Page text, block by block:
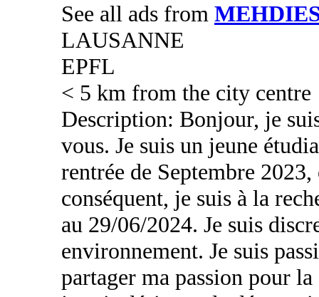
See all ads from
LAUSANNE
EPFL
< 5 km from the city centre
Description: Bonjour, je
vous. Je suis un jeune
rentrée de Septembre
conséquent, je suis à la
au 29/06/2024. Je suis
environnement. Je suis
partager ma passion pour